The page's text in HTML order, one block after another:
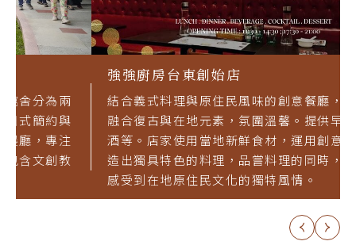
強強廚房台東創始店
結合義式料理與原住民風味的創意餐廳，店內裝潢
融合復古與在地元素，氛圍溫馨。提供早午餐、餐
酒等。店家使用當地新鮮食材，運用創意及技巧創
造出獨具特色的料理，品嘗料理的同時，也可在此
感受到在地原住民文化的獨特風情。